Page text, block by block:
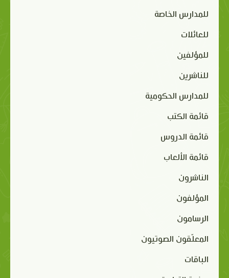
للمدارس الخاصة
للعائلات
للمؤلفين
للناشرين
للمدارس الحكومية
قائمة الكتب
قائمة الدروس
قائمة الألعاب
الناشرون
المؤلفون
الرسامون
المعلّقون الصوتيون
الباقات